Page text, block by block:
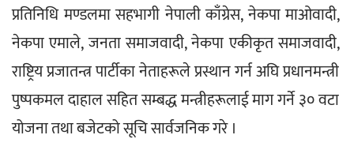
प्रतिनिधि मण्डलमा सहभागी नेपाली काँग्रेस, नेकपा माओवादी,
नेकपा एमाले, जनता समाजवादी, नेकपा एकीकृत समाजवादी,
राष्ट्रिय प्रजातन्त्र पार्टीका नेताहरूले प्रस्थान गर्न अघि प्रधानमन्त्री
पुष्पकमल दाहाल सहित सम्बद्ध मन्त्रीहरूलाई माग गर्ने ३० वटा
योजना तथा बजेटको सूचि सार्वजनिक गरे ।